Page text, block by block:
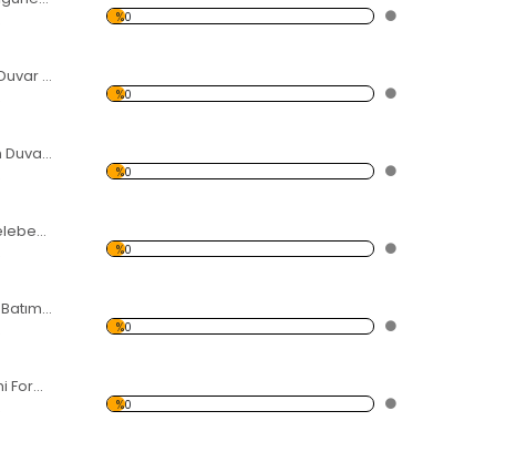
%0
Dallar Desen Duvar Panosu
%0
Orman Desen Duvar Panosu
%0
İlkbahar ve Kelebekler Forex Tablo
%0
Afrika'da Gün Batımı ve Filler Forex Tablo
%0
Kuru Gül Resmi Forex Tablo
%0